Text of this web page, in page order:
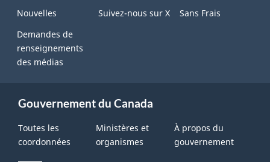
Nouvelles Suivez-nous sur X
Sans Frais
Demandes de
renseignements
des médias
Gouvernement du Canada
Toutes les
coordonnées
Ministères et
organismes
À propos du
gouvernement